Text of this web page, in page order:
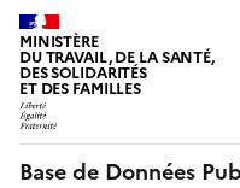
MINISTÈRE
DU TRAVAIL, DE LA SANTÉ,
DES SOLIDARITÉS
ET DES FAMILLES
Base de Données